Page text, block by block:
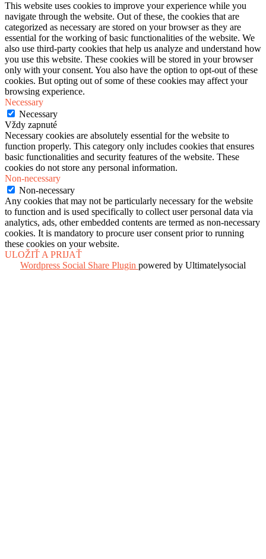
This website uses cookies to improve your experience while you
navigate through the website. Out of these, the cookies that are
categorized as necessary are stored on your browser as they are
essential for the working of basic functionalities of the website. We
also use third-party cookies that help us analyze and understand how
you use this website. These cookies will be stored in your browser
only with your consent. You also have the option to opt-out of these
cookies. But opting out of some of these cookies may affect your
browsing experience.
Necessary
Necessary
Vždy zapnuté
Necessary cookies are absolutely essential for the website to
function properly. This category only includes cookies that ensures
basic functionalities and security features of the website. These
cookies do not store any personal information.
Non-necessary
Non-necessary
Any cookies that may not be particularly necessary for the website
to function and is used specifically to collect user personal data via
analytics, ads, other embedded contents are termed as non-necessary
cookies. It is mandatory to procure user consent prior to running
these cookies on your website.
ULOŽIŤ A PRIJAŤ
Wordpress Social Share Plugin powered by Ultimatelysocial